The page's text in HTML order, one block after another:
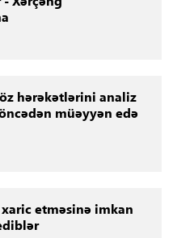
hərəkətlərini analiz
müəyyən edə
etməsinə imkan